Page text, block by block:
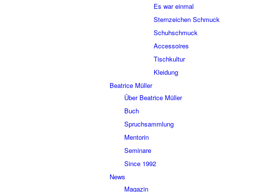
Es war einmal
Sternzeichen Schmuck
Schuhschmuck
Accessoires
Tischkultur
Kleidung
Beatrice Müller
Über Beatrice Müller
Buch
Spruchsammlung
Mentorin
Seminare
Since 1992
News
Magazin